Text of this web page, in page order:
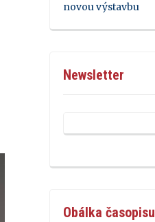
novou výstavbu
Newsletter
Obálka časopisu